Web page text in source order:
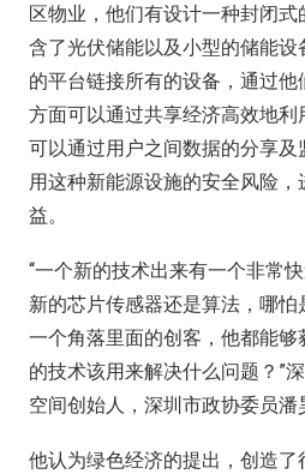
区物业，他们有设计一种封闭
含了光伏储能以及小型的储能
的平台链接所有的设备，通过
方面可以通过共享经济高效地
可以通过用户之间数据的分享
用这种新能源设施的安全风险
益。
“一个新的技术出来有一个非常
新的芯片传感器还是算法，哪
一个角落里面的创客，他都能
的技术该用来解决什么问题？”
空间创始人，深圳市政协委员潘
他认为绿色经济的提出，创造